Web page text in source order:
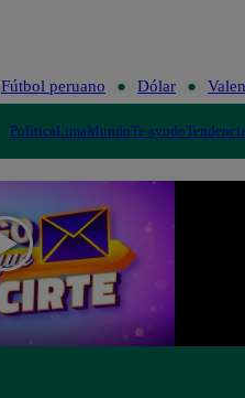
Fútbol peruano Dólar
PolíticaLimaMundoTe ayudo